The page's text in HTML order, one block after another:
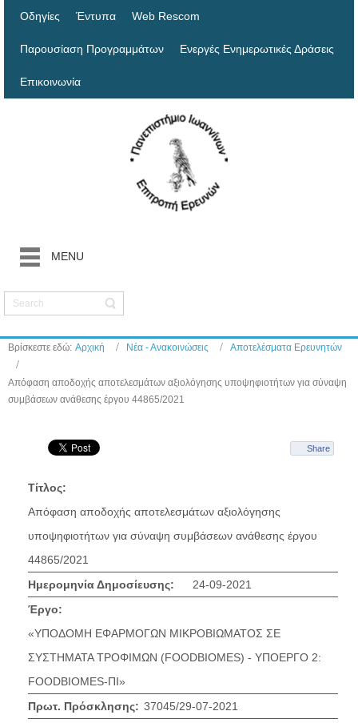
Οδηγίες Έντυπα Web Rescom
Παρουσίαση Προγραμμάτων Ενεργές Ενημερωτικές Δράσεις
Επικοινωνία
MENU
Βρίσκεστε εδώ: Αρχική Νέα - Ανακοινώσεις Αποτελέσματα Ερευνητών
Απόφαση αποδοχής αποτελεσμάτων αξιολόγησης υποψηφιοτήτων για σύναψη
συμβάσεων ανάθεσης έργου 44865/2021
Share
Τίτλος:
Απόφαση αποδοχής αποτελεσμάτων αξιολόγησης
υποψηφιοτήτων για σύναψη συμβάσεων ανάθεσης έργου
44865/2021
Ημερομηνία Δημοσίευσης:
24-09-2021
Έργο:
«ΥΠΟΔΟΜΗ ΕΦΑΡΜΟΓΩΝ ΜΙΚΡΟΒΙΩΜΑΤΟΣ ΣΕ
ΣΥΣΤΗΜΑΤΑ ΤΡΟΦΙΜΩΝ (FOODBIOMES) - ΥΠΟΕΡΓΟ 2:
FOODBIOMES-ΠΙ»
Πρωτ. Πρόσκλησης: 37045/29-07-2021